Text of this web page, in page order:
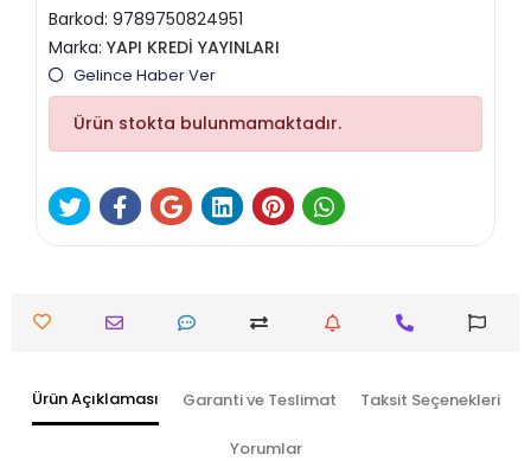
Barkod: 9789750824951
Marka: YAPI KREDİ YAYINLARI
Gelince Haber Ver
Ürün stokta bulunmamaktadır.
Ürün Açıklaması Garanti ve Teslimat Taksit Seçenekleri
Yorumlar